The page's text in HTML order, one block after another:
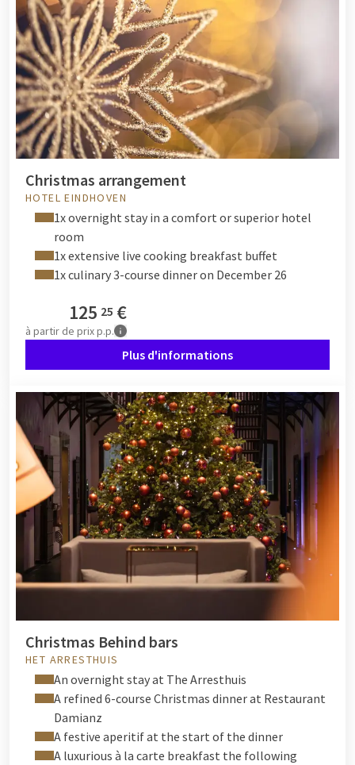
Christmas arrangement
HOTEL EINDHOVEN
1x overnight stay in a comfort or superior hotel
room
1x extensive live cooking breakfast buffet
1x culinary 3-course dinner on December 26
125 25 €
à partir de prix p.p.
Plus d'informations
Christmas Behind bars
HET ARRESTHUIS
An overnight stay at The Arresthuis
A refined 6-course Christmas dinner at Restaurant
Damianz
A festive aperitif at the start of the dinner
A luxurious à la carte breakfast the following